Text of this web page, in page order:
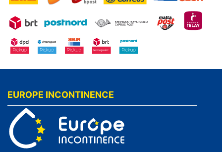
EUROPE INCONTINENCE